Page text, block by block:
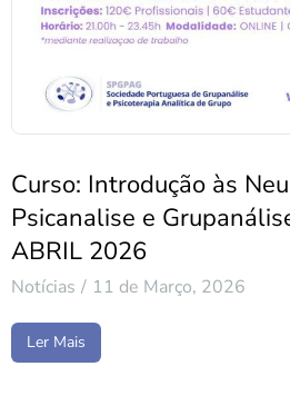
Curso: Introdução às
Psicanalise e
ABRIL 2026
Notícias 11 de Março, 2026
Ler Mais